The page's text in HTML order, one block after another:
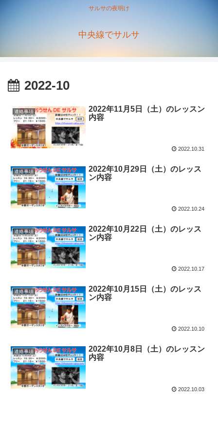
サルサの夜明け
中央線でサルサ
2022-10
連絡事項
2022年11月5日（土）のレッスン
内容
2022.10.31
連絡事項
2022年10月29日（土）のレッス
ン内容
2022.10.24
連絡事項
2022年10月22日（土）のレッス
ン内容
2022.10.17
連絡事項
2022年10月15日（土）のレッス
ン内容
2022.10.10
連絡事項
2022年10月8日（土）のレッスン
内容
2022.10.03